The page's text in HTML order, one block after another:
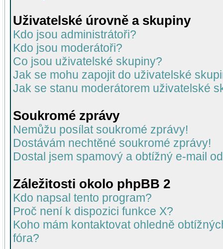
Uživatelské úrovně a skupiny
Kdo jsou administrátoři?
Kdo jsou moderátoři?
Co jsou uživatelské skupiny?
Jak se mohu zapojit do uživatelské
Jak se stanu moderátorem uživatelské
Soukromé zprávy
Nemůžu posílat soukromé zprávy!
Dostávám nechtěné soukromé zprávy!
Dostal jsem spamový a obtížný e-mail
Záležitosti okolo phpBB 2
Kdo napsal tento program?
Proč není k dispozici funkce X?
Koho mám kontaktovat ohledně
fóra?